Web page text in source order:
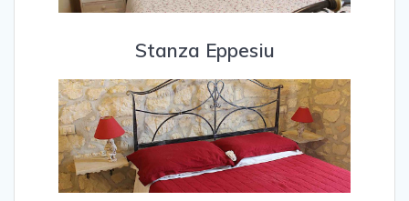
Stanza Eppesiu